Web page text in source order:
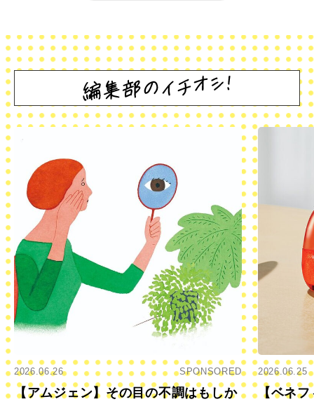
2026.06.26 SPONSORED
【アムジェン】その目の不調はもしか
2026.06.25
【ベネフ